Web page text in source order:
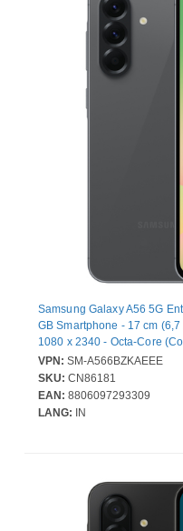
Samsung Galaxy A56 5G
GB Smartphone - 17 cm
1080 x 2340 - Octa-Core
Cortex A720 Triple-Core
1,90 GHz - 8 GB RAM -
SIM Support - kein SIM-
Camera: 50 Megapixel / 12
VPN: SM-A566BZKAEEE
SKU: CN86181
EAN: 8806097293309
LANG: IN